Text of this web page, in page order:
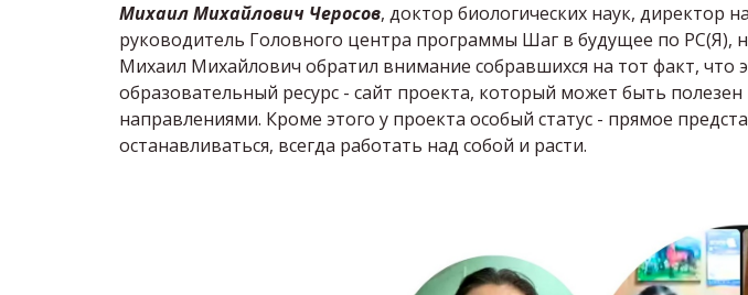
Михаил Михайлович Черосов, доктор биологических наук, директор
руководитель Головного центра программы Шаг в будущее по РС(Я),
Михаил Михайлович обратил внимание собравшихся на тот факт, что
образовательный ресурс - сайт проекта, который может быть
направлениями. Кроме этого у проекта особый статус - прямое
останавливаться, всегда работать над собой и расти.